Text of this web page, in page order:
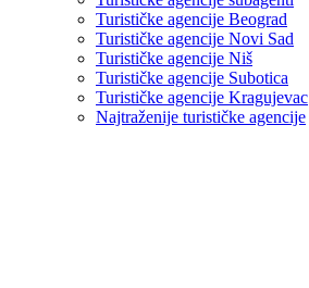
Turističke agencije Beograd
Turističke agencije Novi Sad
Turističke agencije Niš
Turističke agencije Subotica
Turističke agencije Kragujevac
Najtraženije turističke agencije